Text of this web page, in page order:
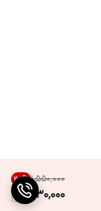
۱٬۵۵۰٬۰۰۰ 20%
1,230,000